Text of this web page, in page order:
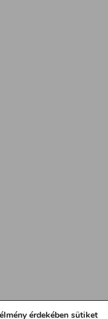
érdekében sütiket